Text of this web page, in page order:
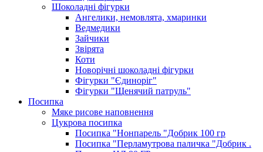
Шоколадні фігурки
Ангелики, немовлята, хмаринки
Ведмедики
Зайчики
Звірята
Коти
Новорічні шоколадні фігурки
Фігурки "Єдиноріг"
Фігурки "Щенячий патруль"
Посипка
Мяке рисове наповнення
Цукрова посипка
Посипка "Нонпарель "Добрик 100 гр
Посипка "Перламутрова паличка "Добрик .